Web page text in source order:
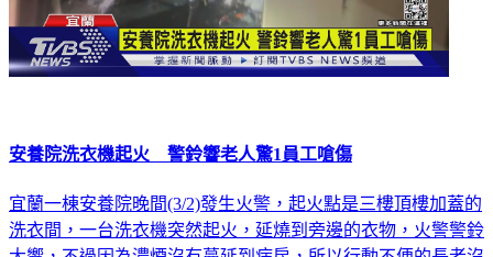
安養院洗衣機起火 警鈴響老人驚1員工嗆傷
宜蘭一棟安養院晚間(3/2)發生火警，起火點是三樓頂樓加蓋的
洗衣間，一台洗衣機突然起火，延燒到旁邊的衣物，火警警鈴